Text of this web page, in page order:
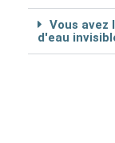
Vous
d'eau